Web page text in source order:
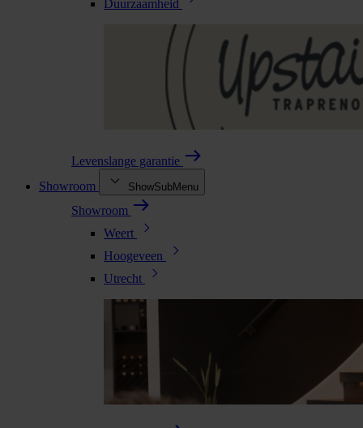
Duurzaamheid
Levenslange garantie
Showroom
ShowSubMenu
Showroom
Weert
Hoogeveen
Utrecht